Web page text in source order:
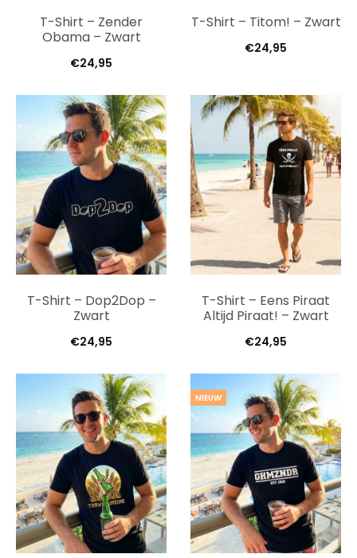
T-Shirt – Zender
Obama – Zwart
€24,95
T-Shirt – Titom! – Zwart
€24,95
T-Shirt – Dop2Dop –
Zwart
€24,95
T-Shirt – Eens Piraat
Altijd Piraat! – Zwart
€24,95
NIEUW